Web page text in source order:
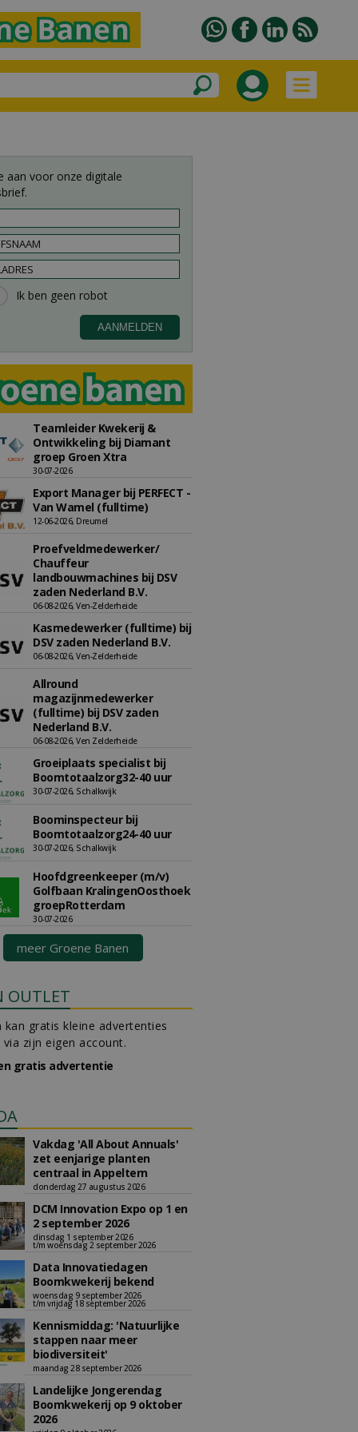
aan voor onze digitale
Teamleider Kwekerij &
Ontwikkeling bij Diamant
groep Groen Xtra
30-07-2026
Export Manager bij PERFECT -
Van Wamel (fulltime)
12-06-2026, Dreumel
Proefveldmedewerker/
Chauffeur
landbouwmachines bij DSV
zaden Nederland B.V.
06-08-2026, Ven-Zelderheide
Kasmedewerker (fulltime) bij
DSV zaden Nederland B.V.
06-08-2026, Ven-Zelderheide
Allround
magazijnmedewerker
(fulltime) bij DSV zaden
Nederland B.V.
06-08-2026, Ven Zelderheide
Groeiplaats specialist bij
Boomtotaalzorg32-40 uur
30-07-2026, Schalkwijk
Boominspecteur bij
Boomtotaalzorg24-40 uur
30-07-2026, Schalkwijk
Hoofdgreenkeeper (m/v)
Golfbaan KralingenOosthoek
groepRotterdam
30-07-2026
meer Groene Banen
OUTLET
kan gratis kleine advertenties
via zijn eigen account.
gratis advertentie
Vakdag 'All About Annuals'
zet eenjarige planten
centraal in Appeltern
donderdag 27 augustus 2026
DCM Innovation Expo op 1 en
2 september 2026
dinsdag 1 september 2026
t/m woensdag 2 september 2026
Data Innovatiedagen
Boomkwekerij bekend
woensdag 9 september 2026
t/m vrijdag 18 september 2026
Kennismiddag: 'Natuurlijke
stappen naar meer
biodiversiteit'
maandag 28 september 2026
Landelijke Jongerendag
Boomkwekerij op 9 oktober
2026